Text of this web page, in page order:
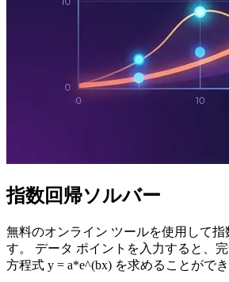
指数回帰ソルバー
無料のオンライン ツールを使用して指
す。 データ ポイントを入力すると、
方程式 y = a*e^(bx) を求めることができ